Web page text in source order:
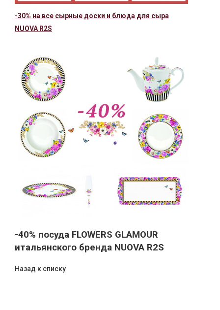
-30% на все сырные доски и блюда для сыра
NUOVA R2S
-40% посуда FLOWERS GLAMOUR
итальянского бренда NUOVA R2S
Назад к списку